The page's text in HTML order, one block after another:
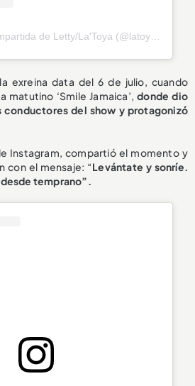
exreina data del 6 de julio, cuando
matutino ‘Smile Jamaica’,donde dio
conductores del show y protagonizó
Instagram, compartió el momento y
con el mensaje: “Levántate y sonríe.
temprano”.